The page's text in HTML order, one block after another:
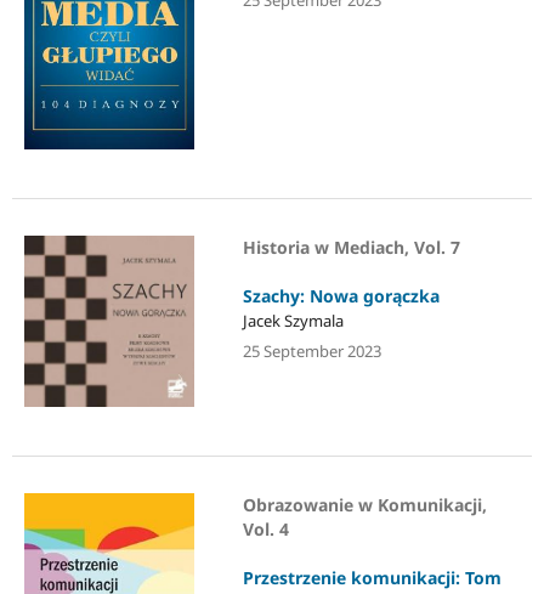
Historia w Mediach, Vol. 7
Szachy: Nowa gorączka
Jacek Szymala
25 September 2023
Obrazowanie w Komunikacji,
Vol. 4
Przestrzenie komunikacji: Tom